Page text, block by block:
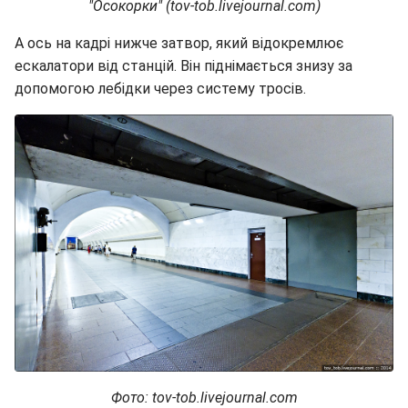
"Осокорки" (tov-tob.livejournal.com)
А ось на кадрі нижче затвор, який відокремлює
ескалатори від станцій. Він піднімається знизу за
допомогою лебідки через систему тросів.
Фото: tov-tob.livejournal.com